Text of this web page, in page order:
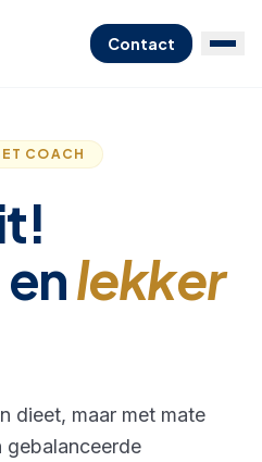
Contact
COACH
enlekker
dieet, maar met mate
gebalanceerde